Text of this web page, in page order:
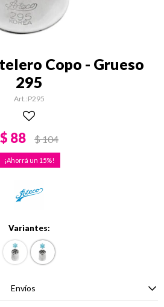
Copo - Grueso
295
P295
$ 88 $104
15
Variantes:
Envíos